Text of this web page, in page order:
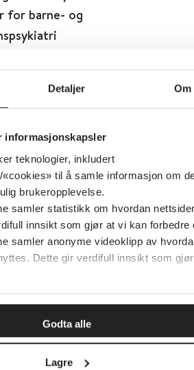
Detaljer Om
informasjonskapsler
teknologier, inkludert
til å samle informasjon om
brukeropplevelse.
samler statistikk om hvordan
innsikt som gjør at vi kan forbedre
samler anonyme videoklipp av
Dette gir verdifull innsikt som
Godta alle
Lagre
for barne- og
Norsk barne- og ungdomspsykiatrisk forening 2019